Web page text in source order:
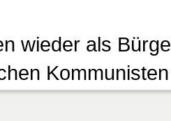
wieder als